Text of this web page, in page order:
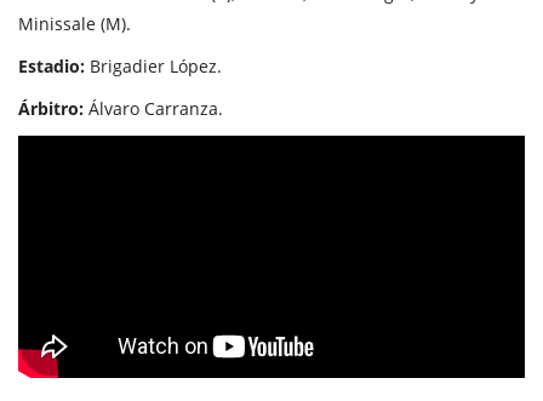
Minissale (M).
Estadio: Brigadier López.
Árbitro: Álvaro Carranza.